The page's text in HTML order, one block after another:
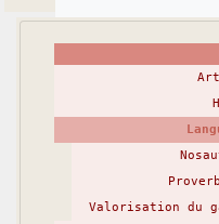
Valorisation du